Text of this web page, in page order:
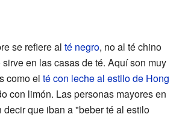
se refiere al té negro, no al té chino
en las casas de té. Aquí son muy
como el té con leche al estilo de Hong
con limón. Las personas mayores en
que iban a "beber té al estilo